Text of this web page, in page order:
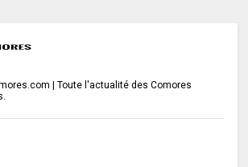
| Toute l'actualité des Comores